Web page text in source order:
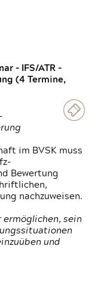
- IFS/ATR -
(4 Termine,
im BVSK muss
Bewertung
nachzuweisen.
ermöglichen, sein
und